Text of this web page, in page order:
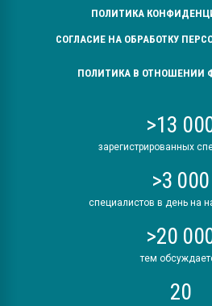
ПОЛИТИКА
СОГЛАСИЕ НА ОБРАБОТКУ
ПОЛИТИКА В ОТНОШЕНИИ
>13
зарегистрированных
>3 000
специалистов в день на
>20
тем
20